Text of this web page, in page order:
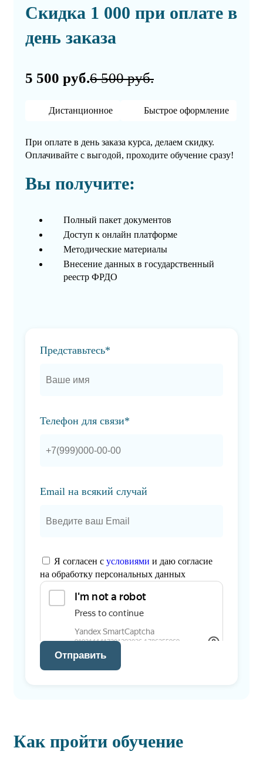
Скидка 1 000 при оплате в
день заказа
5 500 руб.6 500 руб.
Дистанционное Быстрое оформление
При оплате в день заказа курса, делаем скидку.
Оплачивайте с выгодой, проходите обучение сразу!
Вы получите:
Полный пакет документов
Доступ к онлайн платформе
Методические материалы
Внесение данных в государственный
реестр ФРДО
Представьтесь*
Телефон для связи*
Email на всякий случай
Я согласен с условиями и даю согласие
на обработку персональных данных
Отправить
Как пройти обучение